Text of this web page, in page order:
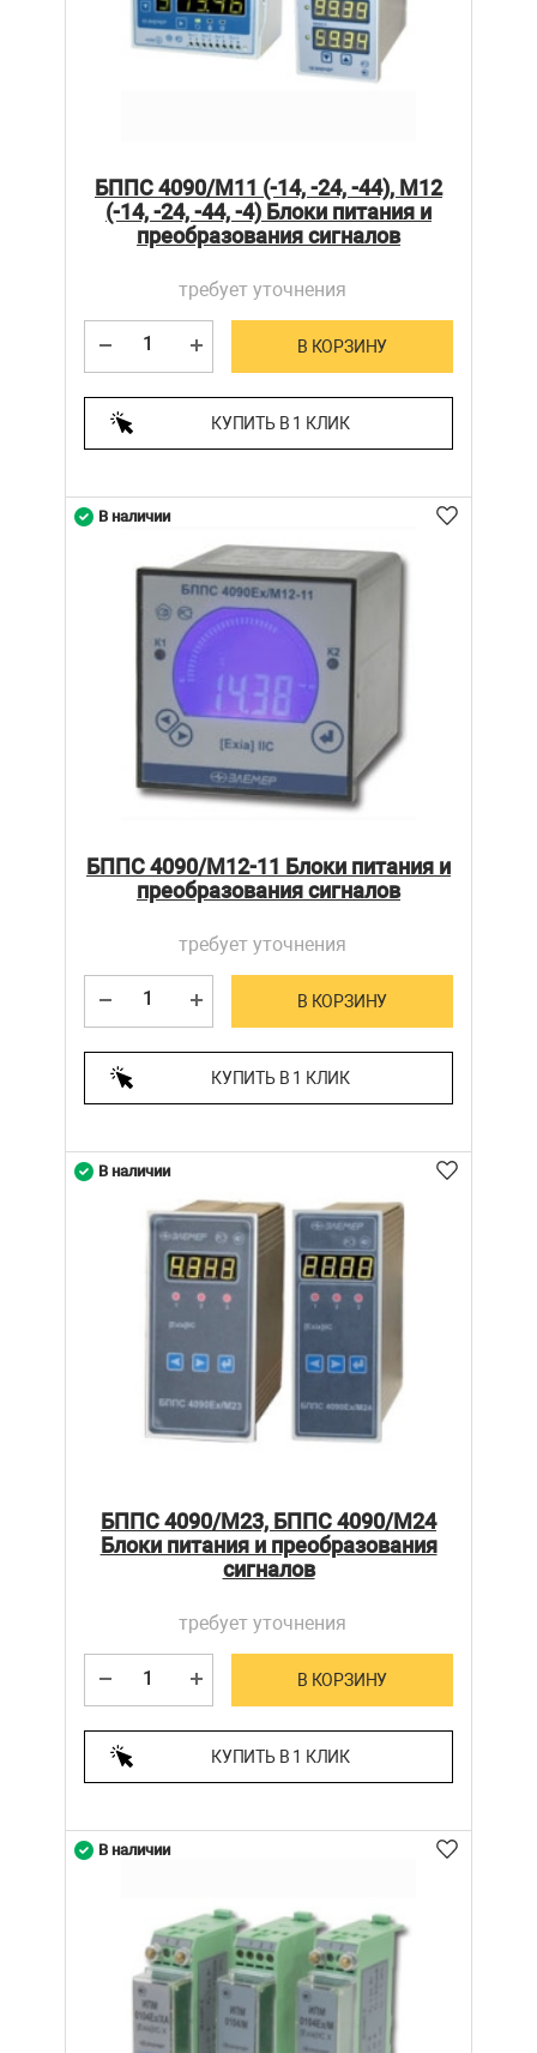
БППС 4090/М11 (-14, -24, -44), М12
(-14, -24, -44, -4) Блоки питания и
преобразования сигналов
требует уточнения
В КОРЗИНУ
КУПИТЬ В 1 КЛИК
БППС 4090/М12-11 Блоки питания и
преобразования сигналов
требует уточнения
В КОРЗИНУ
КУПИТЬ В 1 КЛИК
В наличии
БППС 4090/М23, БППС 4090/М24
Блоки питания и преобразования
сигналов
требует уточнения
В КОРЗИНУ
КУПИТЬ В 1 КЛИК
В наличии
В наличии